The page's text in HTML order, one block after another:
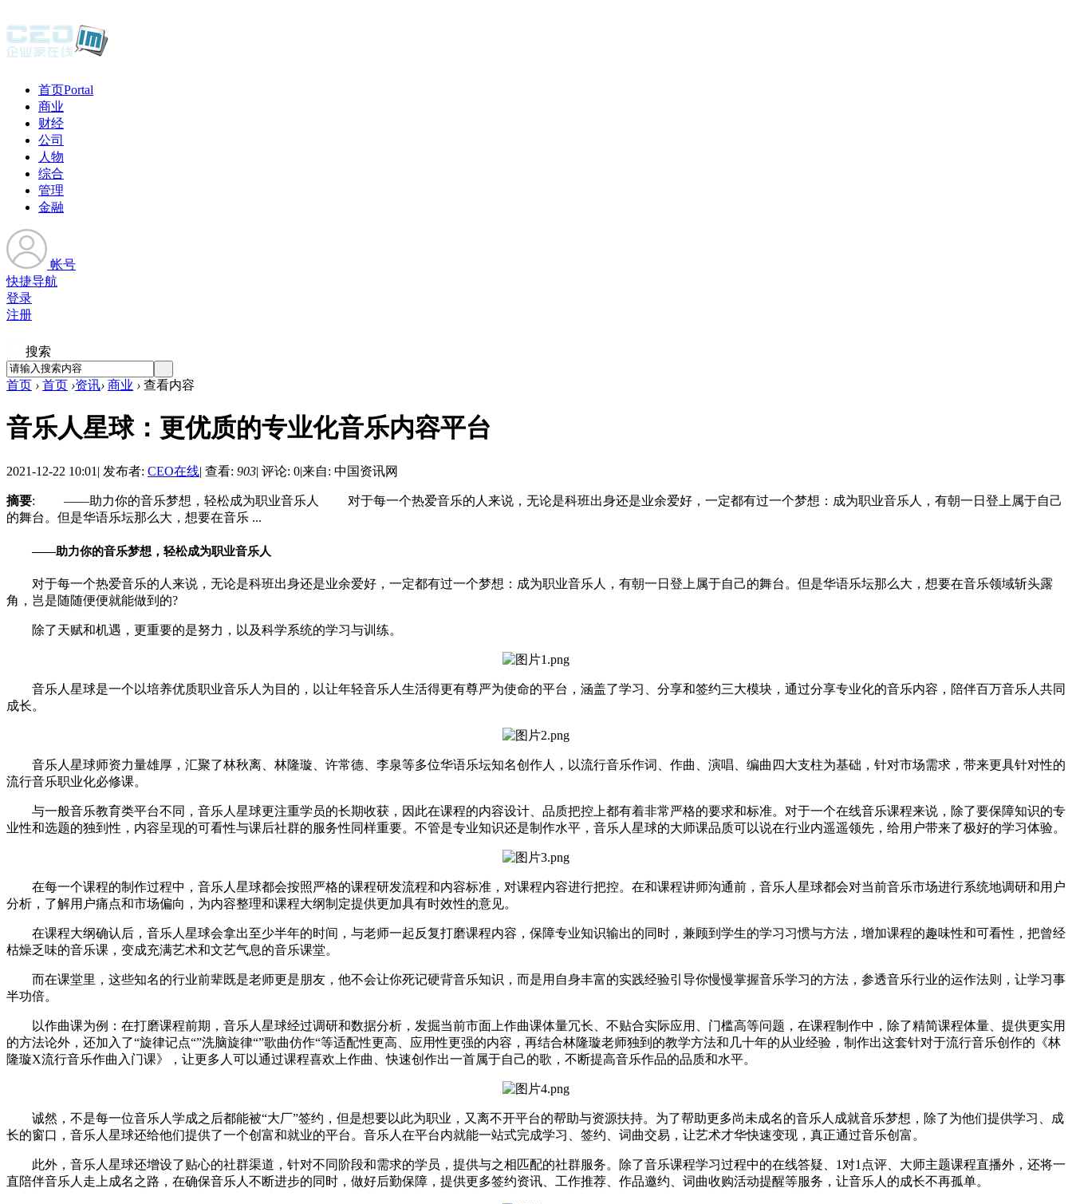
首页Portal
商业
财经
公司
人物
综合
管理
金融
帐号
快捷导航
登录
注册
搜索
首页 › 首页 ›资讯› 商业 › 查看内容
音乐人星球：更优质的专业化音乐内容平台
2021-12-22 10:01 | 发布者: CEO在线| 查看: 903| 评论: 0|来自: 中国资讯网
摘要: ——助力你的音乐梦想，轻松成为职业音乐人 对于每一个热爱音乐的人来说，无论是科班出身还是业余爱好，一定都有过一个梦想：成为职业音乐人，有朝一日登上属于自己
的舞台。但是华语乐坛那么大，想要在音乐 ...
——助力你的音乐梦想，轻松成为职业音乐人
对于每一个热爱音乐的人来说，无论是科班出身还是业余爱好，一定都有过一个梦想：成为职业音乐人，有朝一日登上属于自己的舞台。但是华语乐坛那么大，想要在音乐领域斩头露
角，岂是随随便便就能做到的?
除了天赋和机遇，更重要的是努力，以及科学系统的学习与训练。
音乐人星球是一个以培养优质职业音乐人为目的，以让年轻音乐人生活得更有尊严为使命的平台，涵盖了学习、分享和签约三大模块，通过分享专业化的音乐内容，陪伴百万音乐人共同
成长。
音乐人星球师资力量雄厚，汇聚了林秋离、林隆璇、许常德、李泉等多位华语乐坛知名创作人，以流行音乐作词、作曲、演唱、编曲四大支柱为基础，针对市场需求，带来更具针对性的
流行音乐职业化必修课。
与一般音乐教育类平台不同，音乐人星球更注重学员的长期收获，因此在课程的内容设计、品质把控上都有着非常严格的要求和标准。对于一个在线音乐课程来说，除了要保障知识的专
业性和选题的独到性，内容呈现的可看性与课后社群的服务性同样重要。不管是专业知识还是制作水平，音乐人星球的大师课品质可以说在行业内遥遥领先，给用户带来了极好的学习体验。
在每一个课程的制作过程中，音乐人星球都会按照严格的课程研发流程和内容标准，对课程内容进行把控。在和课程讲师沟通前，音乐人星球都会对当前音乐市场进行系统地调研和用户
分析，了解用户痛点和市场偏向，为内容整理和课程大纲制定提供更加具有时效性的意见。
在课程大纲确认后，音乐人星球会拿出至少半年的时间，与老师一起反复打磨课程内容，保障专业知识输出的同时，兼顾到学生的学习习惯与方法，增加课程的趣味性和可看性，把曾经
枯燥乏味的音乐课，变成充满艺术和文艺气息的音乐课堂。
而在课堂里，这些知名的行业前辈既是老师更是朋友，他不会让你死记硬背音乐知识，而是用自身丰富的实践经验引导你慢慢掌握音乐学习的方法，参透音乐行业的运作法则，让学习事
半功倍。
以作曲课为例：在打磨课程前期，音乐人星球经过调研和数据分析，发掘当前市面上作曲课体量冗长、不贴合实际应用、门槛高等问题，在课程制作中，除了精简课程体量、提供更实用
的方法论外，还加入了“旋律记点“”洗脑旋律“”歌曲仿作“等适配性更高、应用性更强的内容，再结合林隆璇老师独到的教学方法和几十年的从业经验，制作出这套针对于流行音乐创作的《林
隆璇X流行音乐作曲入门课》，让更多人可以通过课程喜欢上作曲、快速创作出一首属于自己的歌，不断提高音乐作品的品质和水平。
诚然，不是每一位音乐人学成之后都能被“大厂”签约，但是想要以此为职业，又离不开平台的帮助与资源扶持。为了帮助更多尚未成名的音乐人成就音乐梦想，除了为他们提供学习、成
长的窗口，音乐人星球还给他们提供了一个创富和就业的平台。音乐人在平台内就能一站式完成学习、签约、词曲交易，让艺术才华快速变现，真正通过音乐创富。
此外，音乐人星球还增设了贴心的社群渠道，针对不同阶段和需求的学员，提供与之相匹配的社群服务。除了音乐课程学习过程中的在线答疑、1对1点评、大师主题课程直播外，还将一
直陪伴音乐人走上成名之路，在确保音乐人不断进步的同时，做好后勤保障，提供更多签约资讯、工作推荐、作品邀约、词曲收购活动提醒等服务，让音乐人的成长不再孤单。